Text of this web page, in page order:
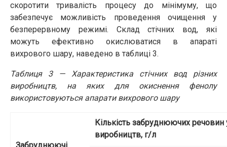
скоротити тривалість процесу до мінімуму, що
забезпечує можливість проведення очищення у
безперервному режимі. Склад стічних вод, які
можуть ефективно окислюватися в апараті
вихрового шару, наведено в таблиці 3.
Таблиця 3 — Характеристика стічних вод різних
виробництв, на яких для окиснення фенолу
використовуються апарати вихрового шару
Кількість забруднюючих речовин
виробництв, г/л